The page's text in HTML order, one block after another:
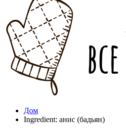
Дом
Ingredient: анис (бадьян)